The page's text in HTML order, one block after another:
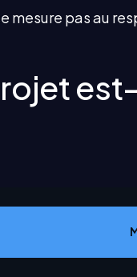
mesure pas au